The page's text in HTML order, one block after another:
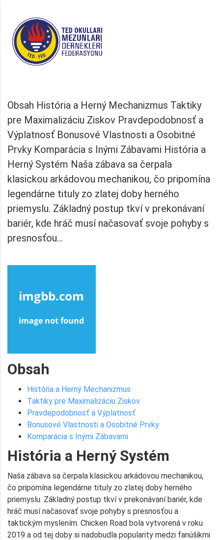
Obsah História a Herný Mechanizmus Taktiky
pre Maximalizáciu Ziskov Pravdepodobnosť a
Výplatnosť Bonusové Vlastnosti a Osobitné
Prvky Komparácia s Inými Zábavami História a
Herný Systém Naša zábava sa čerpala
klasickou arkádovou mechanikou, čo pripomína
legendárne tituly zo zlatej doby herného
priemyslu. Základný postup tkví v prekonávaní
bariér, kde hráč musí načasovať svoje pohyby s
presnosťou…
Obsah
História a Herný Mechanizmus
Taktiky pre Maximalizáciu Ziskov
Pravdepodobnosť a Výplatnosť
Bonusové Vlastnosti a Osobitné Prvky
Komparácia s Inými Zábavami
História a Herný Systém
Naša zábava sa čerpala klasickou arkádovou mechanikou,
čo pripomína legendárne tituly zo zlatej doby herného
priemyslu. Základný postup tkví v prekonávaní bariér, kde
hráč musí načasovať svoje pohyby s presnosťou a
taktickým myslením. Chicken Road bola vytvorená v roku
2019 a od tej doby si nadobudla popularity medzi fanúšikmi